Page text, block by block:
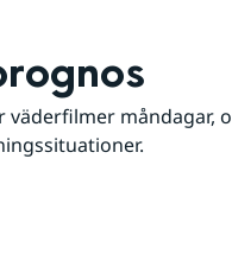
väderfilmer måndagar,